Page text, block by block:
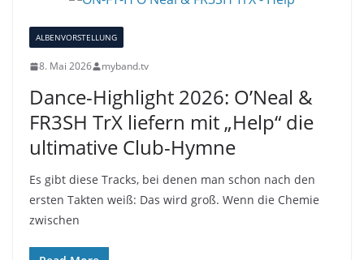
ALBENVORSTELLUNG
8. Mai 2026 myband.tv
Dance-Highlight 2026: O’Neal &
FR3SH TrX liefern mit „Help“ die
ultimative Club-Hymne
Es gibt diese Tracks, bei denen man schon nach den
ersten Takten weiß: Das wird groß. Wenn die Chemie
zwischen